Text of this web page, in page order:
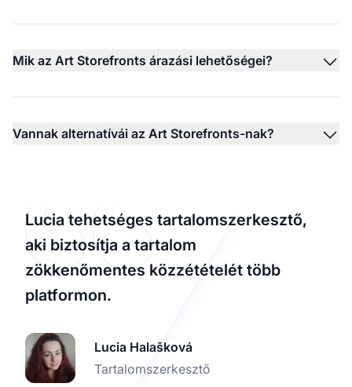
Mik az Art Storefronts árazási lehetőségei?
Vannak alternatívái az Art Storefronts-nak?
Lucia tehetséges tartalomszerkesztő,
aki biztosítja a tartalom
zökkenőmentes közzétételét több
platformon.
Lucia Halašková
Tartalomszerkesztő